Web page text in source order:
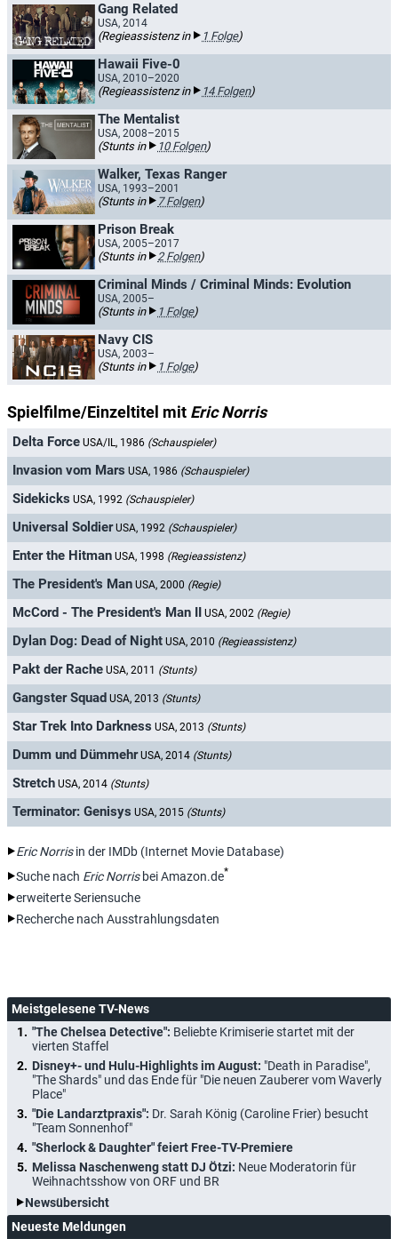
Gang Related
USA, 2014
(Regieassistenz in 1 Folge)
Hawaii Five-0
USA, 2010–2020
(Regieassistenz in 14 Folgen)
The Mentalist
USA, 2008–2015
(Stunts in 10 Folgen)
Walker, Texas Ranger
USA, 1993–2001
(Stunts in 7 Folgen)
Prison Break
USA, 2005–2017
(Stunts in 2 Folgen)
Criminal Minds / Criminal Minds: Evolution
USA, 2005–
(Stunts in 1 Folge)
Navy CIS
USA, 2003–
(Stunts in 1 Folge)
Spielfilme/Einzeltitel mit Eric Norris
Delta Force USA/IL, 1986 (Schauspieler)
Invasion vom Mars USA, 1986 (Schauspieler)
Sidekicks USA, 1992 (Schauspieler)
Universal Soldier USA, 1992 (Schauspieler)
Enter the Hitman USA, 1998 (Regieassistenz)
The President's Man USA, 2000 (Regie)
McCord - The President's Man II USA, 2002 (Regie)
Dylan Dog: Dead of Night USA, 2010 (Regieassistenz)
Pakt der Rache USA, 2011 (Stunts)
Gangster Squad USA, 2013 (Stunts)
Star Trek Into Darkness USA, 2013 (Stunts)
Dumm und Dümmehr USA, 2014 (Stunts)
Stretch USA, 2014 (Stunts)
Terminator: Genisys USA, 2015 (Stunts)
Eric Norrisin der IMDb (Internet Movie Database)
Suche nach Eric Norrisbei Amazon.de*
erweiterte Seriensuche
Recherche nach Ausstrahlungsdaten
Meistgelesene TV-News
"The Chelsea Detective": Beliebte Krimiserie startet mit der
vierten Staffel
Disney+- und Hulu-Highlights im August: "Death in Paradise",
"The Shards" und das Ende für "Die neuen Zauberer vom Waverly
Place"
"Die Landarztpraxis": Dr. Sarah König (Caroline Frier) besucht
"Team Sonnenhof"
"Sherlock & Daughter" feiert Free-TV-Premiere
Melissa Naschenweng statt DJ Ötzi: Neue Moderatorin für
Weihnachtsshow von ORF und BR
Newsübersicht
Neueste Meldungen